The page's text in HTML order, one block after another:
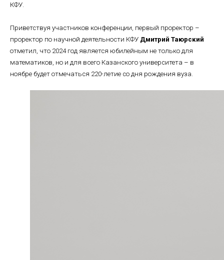
КФУ.
Приветствуя участников конференции, первый проректор –
проректор по научной деятельности КФУ Дмитрий Таюрский
отметил, что 2024 год является юбилейным не только для
математиков, но и для всего Казанского университета – в
ноябре будет отмечаться 220-летие со дня рождения вуза.